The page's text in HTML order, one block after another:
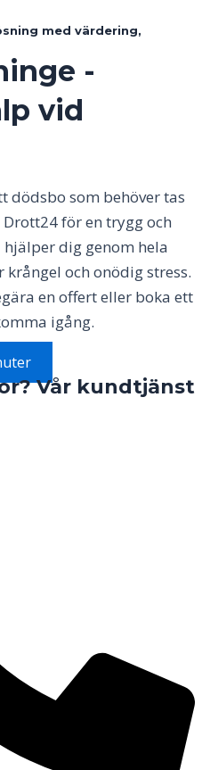
med värdering,
-
vid
dödsbo som behöver tas
för en trygg och
hjälper dig genom hela
och onödig stress.
en offert eller boka ett
igång.
Vår kundtjänst